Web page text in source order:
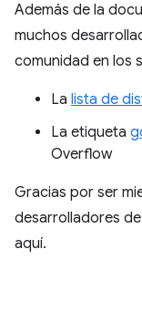
Además de la
muchos
comunidad en los
La lista de
La etiqueta
Overflow
Gracias por ser
desarrolladores
aquí.